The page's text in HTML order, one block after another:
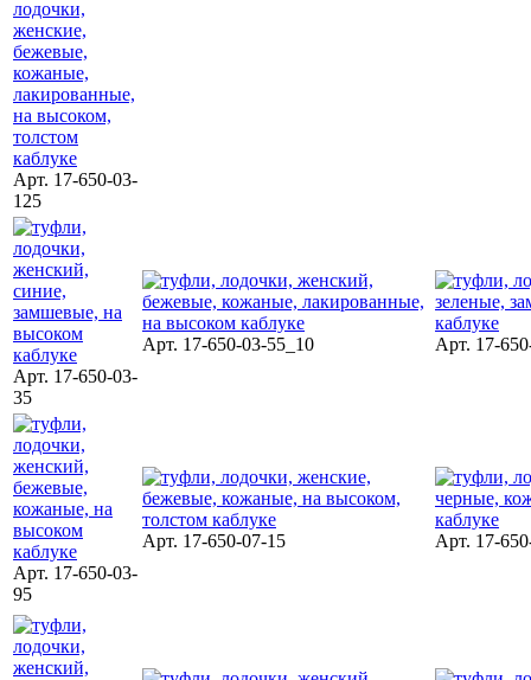
Арт. 17-650-03-
125
Арт. 17-650-03-
35
Арт. 17-650-03-55_10 Арт. 17-
Арт. 17-650-03-
95
Арт. 17-650-07-15 Арт. 17-